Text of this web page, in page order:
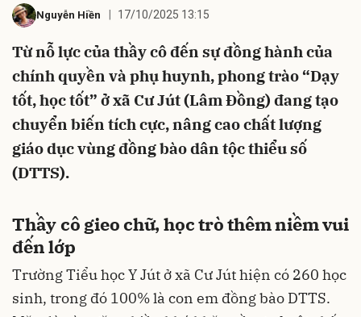
Nguyễn Hiền 17/10/2025 13:15
Từ nỗ lực của thầy cô đến sự đồng hành của
chính quyền và phụ huynh, phong trào “Dạy
tốt, học tốt” ở xã Cư Jút (Lâm Đồng) đang tạo
chuyển biến tích cực, nâng cao chất lượng
giáo dục vùng đồng bào dân tộc thiểu số
(DTTS).
Thầy cô gieo chữ, học trò thêm niềm vui
đến lớp
Trường Tiểu học Y Jút ở xã Cư Jút hiện có 260 học
sinh, trong đó 100% là con em đồng bào DTTS.
Hủy Gửi